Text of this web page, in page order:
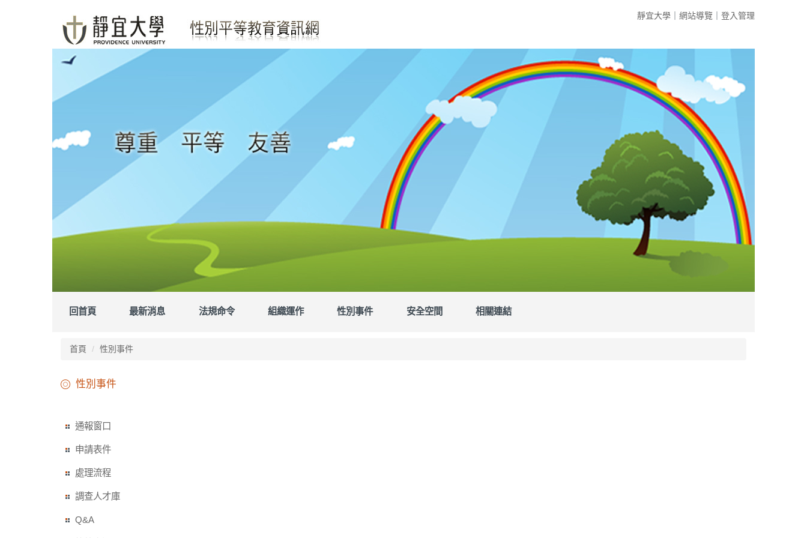
靜宜大學 網站導覽 登入管理
回首頁 最新消息 法規命令 組織運作 性別事件 安全空間 相關連結
首頁 性別事件
性別事件
通報窗口
申請表件
處理流程
調查人才庫
Q&A